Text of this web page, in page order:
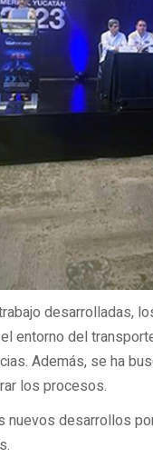
desarrolladas,
entorno del
Además, se ha
los procesos.
nuevos desarrollos